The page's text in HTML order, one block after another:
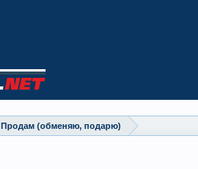
Продам (обменяю, подарю)